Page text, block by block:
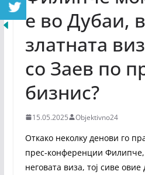
е во Дубаи,
златната
со Заев по
бизнис?
15.05.2025 Objektivno24
Откако неколку денови го
прес-конференции Филипче,
неговата виза, тој сиве